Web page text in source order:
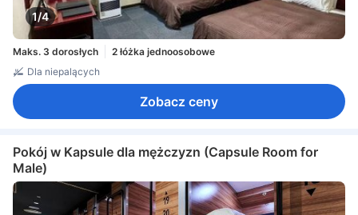
1/4
Maks. 3 dorosłych
2 łóżka jednoosobowe
Dla niepalących
Zobacz ceny
Pokój w Kapsule dla mężczyzn (Capsule Room for
Male)